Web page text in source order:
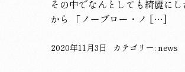
その中でなんとしても綺麗に
から 「ノーブロー・ノ […]
2020年11月3日 カテゴリー:news